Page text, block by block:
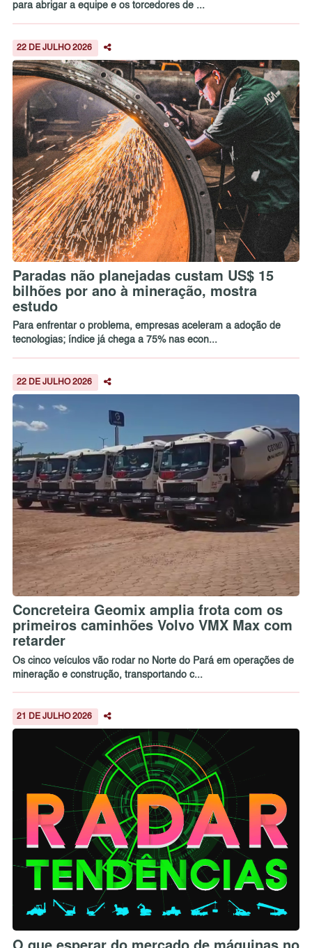
para abrigar a equipe e os torcedores de ...
22 DE JULHO 2026
Paradas não planejadas custam US$ 15
bilhões por ano à mineração, mostra
estudo
Para enfrentar o problema, empresas aceleram a adoção de
tecnologias; índice já chega a 75% nas econ...
22 DE JULHO 2026
Concreteira Geomix amplia frota com os
primeiros caminhões Volvo VMX Max com
retarder
Os cinco veículos vão rodar no Norte do Pará em operações de
mineração e construção, transportando c...
21 DE JULHO 2026